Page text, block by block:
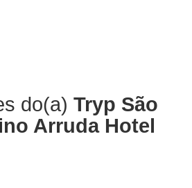
do(a) Tryp São
Arruda Hotel